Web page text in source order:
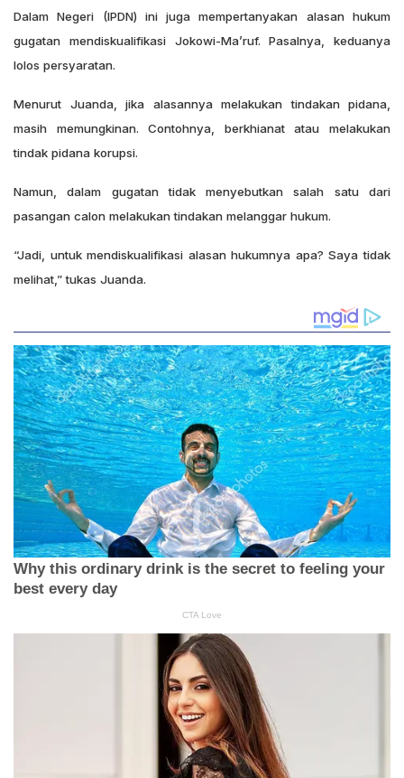
Dalam Negeri (IPDN) ini juga mempertanyakan alasan hukum
gugatan mendiskualifikasi Jokowi-Ma’ruf. Pasalnya, keduanya
lolos persyaratan.
Menurut Juanda, jika alasannya melakukan tindakan pidana,
masih memungkinan. Contohnya, berkhianat atau melakukan
tindak pidana korupsi.
Namun, dalam gugatan tidak menyebutkan salah satu dari
pasangan calon melakukan tindakan melanggar hukum.
“Jadi, untuk mendiskualifikasi alasan hukumnya apa? Saya tidak
melihat,” tukas Juanda.